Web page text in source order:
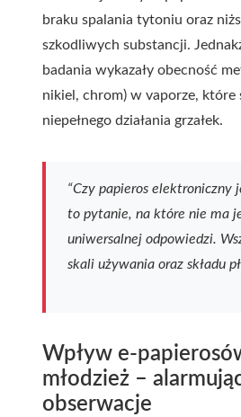
braku spalania tytoniu oraz
szkodliwych substancji.
badania wykazały obecność
nikiel, chrom) w vaporze, które
niepełnego działania grzałek.
“Czy papieros elektroniczny
to pytanie, na które nie ma
uniwersalnej odpowiedzi.
skali używania oraz składu
Wpływ e-
młodzież –
obserwacje